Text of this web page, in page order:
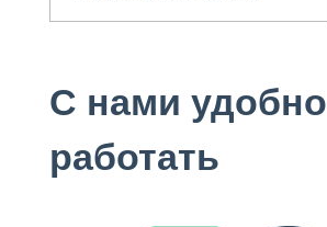
С нами удобно
работать